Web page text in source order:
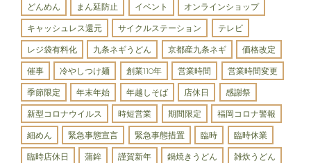
どんめん まん延防止 イベント オンラインショップ
キャッシュレス還元 サイクルステーション テレビ
レジ袋有料化 九条ネギうどん 京都産九条ネギ 価格改定
催事 冷やしつけ麺 創業110年 営業時間 営業時間変更
季節限定 年末年始 年越しそば 店休日 感謝祭
新型コロナウイルス 時短営業 期間限定 福岡コロナ警報
細めん 緊急事態宣言 緊急事態措置 臨時 臨時休業
臨時店休日 蒲鉾 謹賀新年 鍋焼きうどん 雑炊うどん